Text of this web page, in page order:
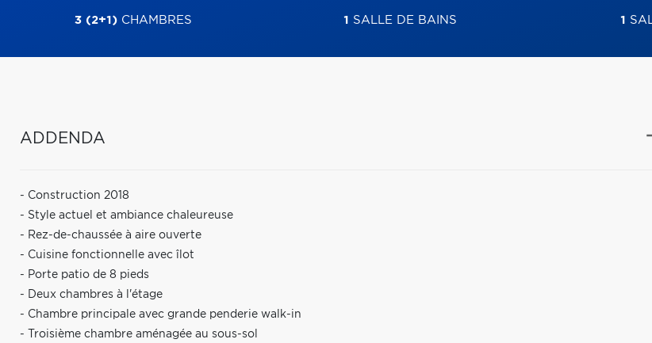
3 (2+1) CHAMBRES 1 SALLE DE BAINS 1
ADDENDA
- Construction 2018
- Style actuel et ambiance chaleureuse
- Rez-de-chaussée à aire ouverte
- Cuisine fonctionnelle avec îlot
- Porte patio de 8 pieds
- Deux chambres à l'étage
- Chambre principale avec grande penderie walk-in
- Troisième chambre aménagée au sous-sol